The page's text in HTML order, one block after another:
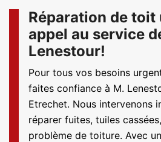
Réparation de
appel au service
Lenestour!
Pour tous vos besoins
faites confiance à M.
Etrechet. Nous intervenons
réparer fuites, tuiles
problème de toiture. Avec